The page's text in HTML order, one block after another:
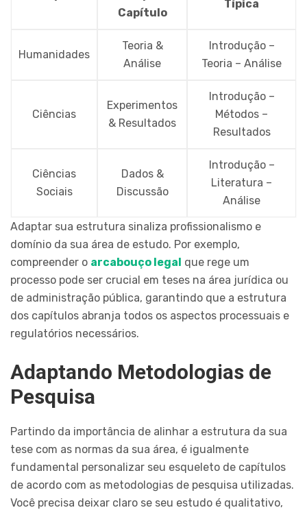
Capítulo
Típica
Humanidades
Teoria &
Análise
Introdução –
Teoria – Análise
Ciências
Experimentos
& Resultados
Introdução –
Métodos –
Resultados
Ciências
Sociais
Dados &
Discussão
Introdução –
Literatura –
Análise
Adaptar sua estrutura sinaliza profissionalismo e
domínio da sua área de estudo. Por exemplo,
compreender o arcabouço legal que rege um
processo pode ser crucial em teses na área jurídica ou
de administração pública, garantindo que a estrutura
dos capítulos abranja todos os aspectos processuais e
regulatórios necessários.
Adaptando Metodologias de
Pesquisa
Partindo da importância de alinhar a estrutura da sua
tese com as normas da sua área, é igualmente
fundamental personalizar seu esqueleto de capítulos
de acordo com as metodologias de pesquisa utilizadas.
Você precisa deixar claro se seu estudo é qualitativo,